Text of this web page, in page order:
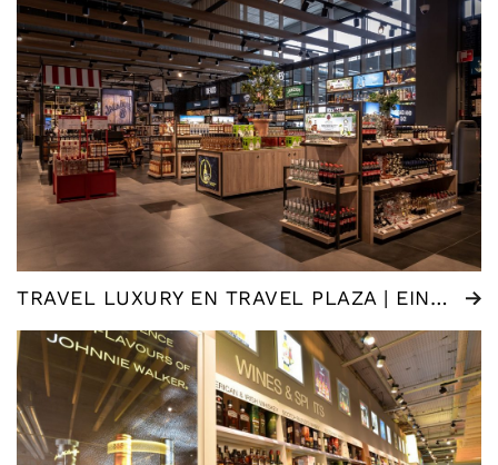
TRAVEL LUXURY EN TRAVEL PLAZA | EINDHOVEN (NL)